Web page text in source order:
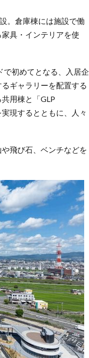
。倉庫棟には施設で働
具・インテリアを使
で初めてとなる、入居企
ギャラリーを配置する
用棟と「GLP
現するとともに、人々
飛び石、ベンチなどを